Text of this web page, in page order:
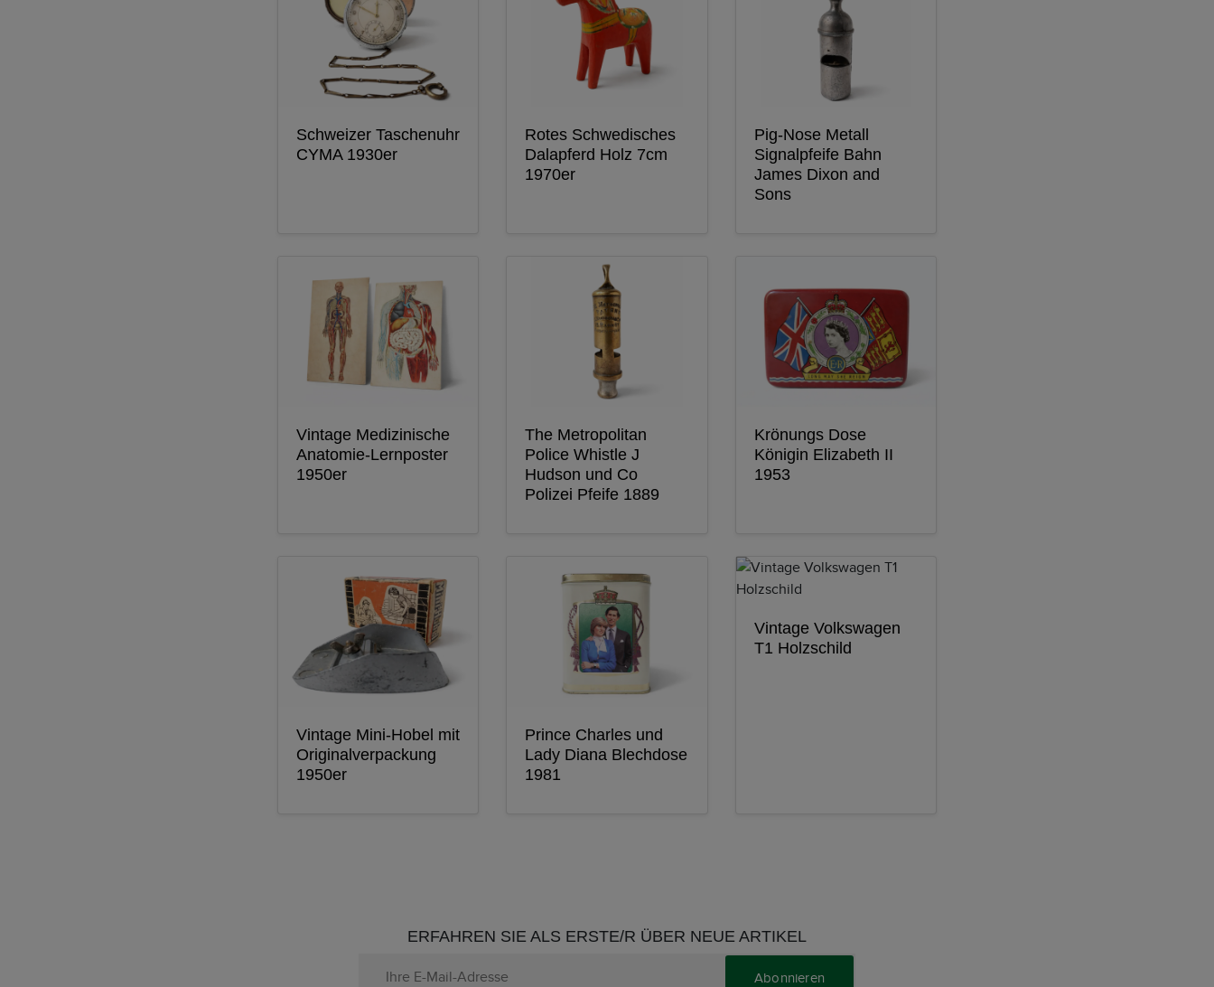
Schweizer Taschenuhr
CYMA 1930er
Rotes Schwedisches
Dalapferd Holz 7cm
1970er
Pig-Nose Metall
Signalpfeife Bahn
James Dixon and
Sons
Vintage Medizinische
Anatomie-Lernposter
1950er
The Metropolitan
Police Whistle J
Hudson und Co
Polizei Pfeife 1889
Krönungs Dose
Königin Elizabeth II
1953
Vintage Mini-Hobel mit
Originalverpackung
1950er
Prince Charles und
Lady Diana Blechdose
1981
Vintage Volkswagen
T1 Holzschild
ERFAHREN SIE ALS ERSTE/R ÜBER NEUE ARTIKEL
Abonnieren